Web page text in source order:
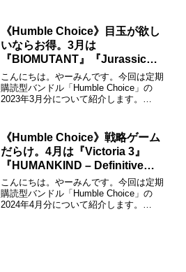
下記のページで詳しく説明しているの
で...
《Humble Choice》目玉が欲し
いならお得。3月は
『BIOMUTANT』『Jurassic
World Evolution 2』が目玉。
こんにちは。やーみんです。今回は定期
購読型バンドル「Humble Choice」の
2023年3月分について紹介します。
下記のページで詳しく説明しているので
購...
《Humble Choice》戦略ゲーム
だらけ。4月は『Victoria 3』
『HUMANKIND – Definitive
Edition』が目玉。
こんにちは。やーみんです。今回は定期
購読型バンドル「Humble Choice」の
2024年4月分について紹介します。